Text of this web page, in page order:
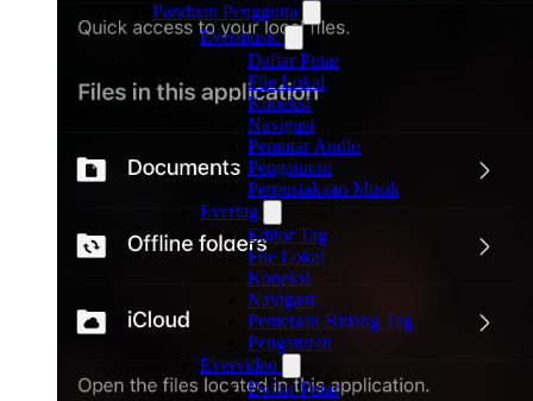
Panduan Pengguna
Evermusic
Daftar Putar
File Lokal
Koneksi
Navigasi
Pemutar Audio
Pengaturan
Perpustakaan Musik
Evertag
Editor Tag
File Lokal
Koneksi
Navigasi
Pemetaan Bidang Tag
Pengaturan
Evervideo
Daftar Putar